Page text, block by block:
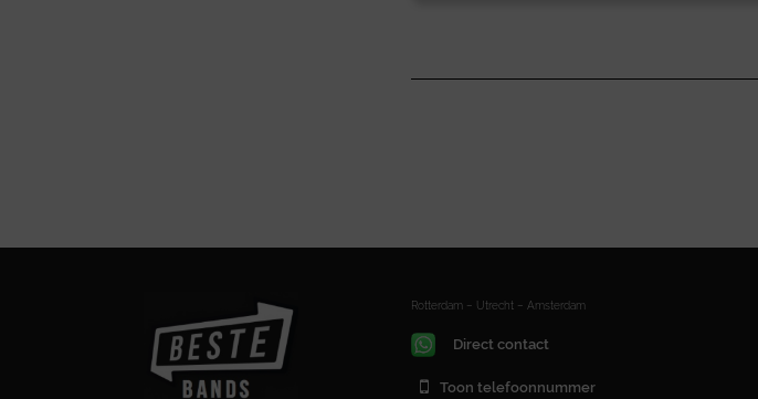
Rotterdam – Utrecht – Amsterdam
Direct contact
Toon telefoonnummer